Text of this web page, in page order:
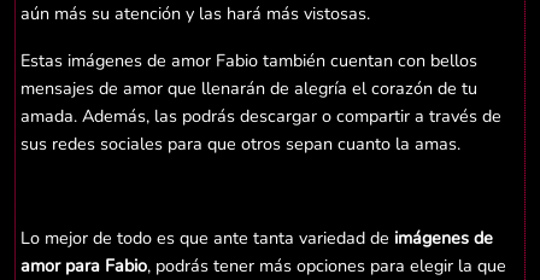
aún más su atención y las hará más vistosas.
Estas imágenes de amor Fabio también cuentan con bellos
mensajes de amor que llenarán de alegría el corazón de tu
amada. Además, las podrás descargar o compartir a través de
sus redes sociales para que otros sepan cuanto la amas.
Lo mejor de todo es que ante tanta variedad de imágenes de
amor para Fabio, podrás tener más opciones para elegir la que